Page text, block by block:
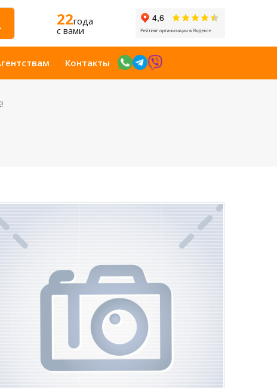
22года
c вами
Контакты